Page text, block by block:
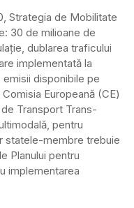
Strategia de Mobilitate
30 de milioane de
dublarea traficului
implementată la
disponibile pe
Europeană (CE)
Transport Trans-
pentru
statele-membre trebuie
Planului pentru
implementarea